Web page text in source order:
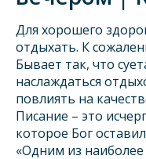
Для хорошего
отдыхать. К
Бывает так, что
наслаждаться
повлиять на
Писание – это
которое Бог
«Одним из